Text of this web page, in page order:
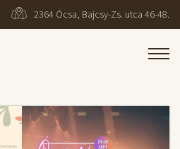
2364 Ócsa, Bajcsy-Zs. utca 46-48.